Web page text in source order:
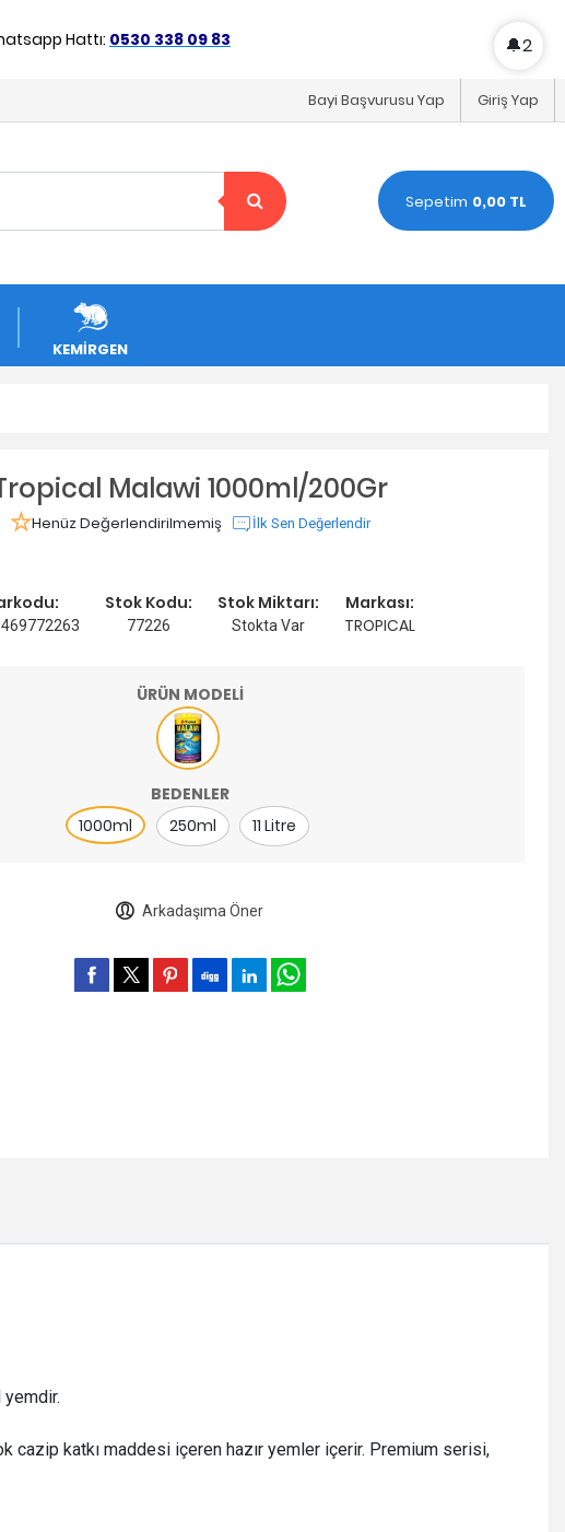
Hattı: 0530 338 09 83
Giriş Yap
Bayi Başvurusu Yap
Sepetim 0,00 TL
KEMİRGEN
Malawi 1000ml/200Gr
Henüz Değerlendirilmemiş İlk Sen Değerlendir
Stok Kodu:
77226
Stok Miktarı:
Stokta Var
Markası:
TROPICAL
ÜRÜN MODELİ
BEDENLER
1000ml
250ml 11 Litre
Arkadaşıma Öner
cazip katkı maddesi içeren hazır yemler içerir. Premium serisi,
🔔2